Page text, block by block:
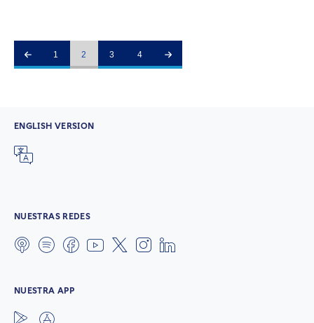
1 2 3 4
ENGLISH VERSION
NUESTRAS REDES
NUESTRA APP